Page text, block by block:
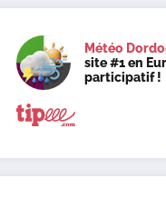
Météo
site #1 en
participatif !